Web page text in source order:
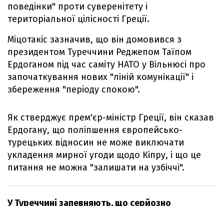
поведінки" проти суверенітету і
територіальної цілісності Греції.
Міцотакіс зазначив, що він домовився з
президентом Туреччини Реджепом Таїпом
Ердоганом під час саміту НАТО у Вільнюсі про
започаткування нових "ліній комунікації" і
збереження "періоду спокою".
Як стверджує прем'єр-міністр Греції, він сказав
Ердогану, що поліпшення європейсько-
турецьких відносин не може виключати
укладення мирної угоди щодо Кіпру, і що це
питання не можна "залишати на узбіччі".
У Туреччині запевняють, що серйозно